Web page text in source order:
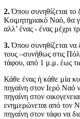
2.Όπου συνηθίζεται το
Κοιμητηριακό Ναό, θα
αλλ’ ένας - ένας μέχρι
3.Όπου συνηθίζεται να
τους –συνήθως στις
τάφου, από 1 μ.μ. έως
Κάθε ένας ή κάθε μία
πηγαίνη στον Ιερό Ναό
πηγαίνη στον
ενημερώνεται από τον
πηγαίνη στον τάφο να